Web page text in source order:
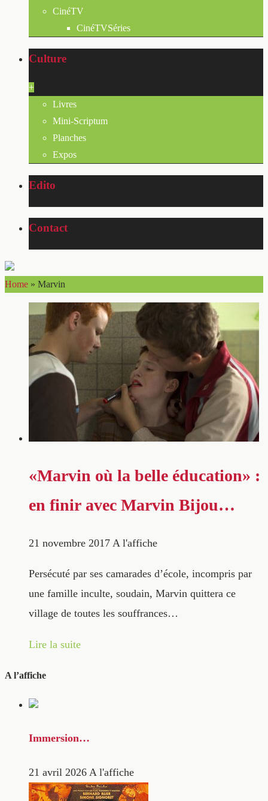
CinéTV
CinéTVSéries
Culture
+
Livres
Mini-Scriptum
Planches
Expos
Edito
Contact
Home » Marvin
«Marvin où la belle éducation» :
en finir avec Marvin Bijou…
21 novembre 2017 A l'affiche
Persécuté par ses camarades d’école, incompris par
une famille inculte, soudain, Marvin quittera ce
village de toutes les souffrances…
Lire la suite
A l’affiche
Immersion…
21 avril 2026 A l'affiche